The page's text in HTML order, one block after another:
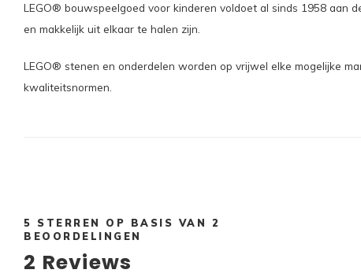
LEGO® bouwspeelgoed voor kinderen voldoet al sinds 1958 aan
en makkelijk uit elkaar te halen zijn.
LEGO® stenen en onderdelen worden op vrijwel elke mogelijke
kwaliteitsnormen.
5 STERREN OP BASIS VAN 2
BEOORDELINGEN
2 Reviews